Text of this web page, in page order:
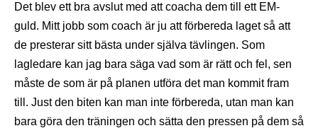
Det blev ett bra avslut med att coacha dem till ett EM-
guld. Mitt jobb som coach är ju att förbereda laget så att
de presterar sitt bästa under själva tävlingen. Som
lagledare kan jag bara säga vad som är rätt och fel, sen
måste de som är på planen utföra det man kommit fram
till. Just den biten kan man inte förbereda, utan man kan
bara göra den träningen och sätta den pressen på dem så